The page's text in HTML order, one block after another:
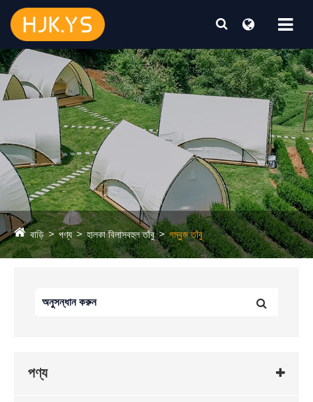
বাড়ি পণ্য হালকা বিলাসবহুল তাঁবু গম্বুজ তাঁবু
পণ্য